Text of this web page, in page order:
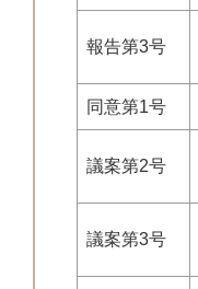
報告第3号
同意第1号
議案第2号
議案第3号